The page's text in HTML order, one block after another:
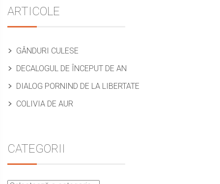
Sidebar
ARTICOLE
GÂNDURI CULESE
DECALOGUL DE ÎNCEPUT DE AN
DIALOG PORNIND DE LA LIBERTATE
COLIVIA DE AUR
CATEGORII